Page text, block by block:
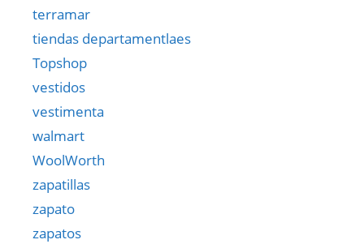
terramar
tiendas departamentlaes
Topshop
vestidos
vestimenta
walmart
WoolWorth
zapatillas
zapato
zapatos